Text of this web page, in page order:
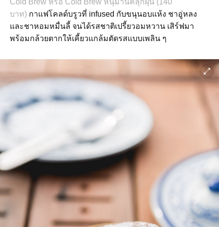
Cold Brew หรือ Cold Brew หนุมานคลุกฝุ่น (140
บาท) กาแฟโคลด์บรูวที่ infused กับขนุนอบแห้ง ชาอู่หลง
และชาหอมหมื่นลี้ จนได้รสชาติเปรี้ยวอมหวาน เสิร์ฟมา
พร้อมกล้วยตากให้เคี้ยวแกล้มตัดรสแบบเพลิน ๆ